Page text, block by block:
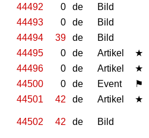
44492
0 de Bild
44493
0 de Bild
44494
39 de Bild
44495
0 de Artikel ★
44496
0 de Artikel ★
44500
0 de Event ⚑
44501
42 de Artikel ★
44502 42 de Bild